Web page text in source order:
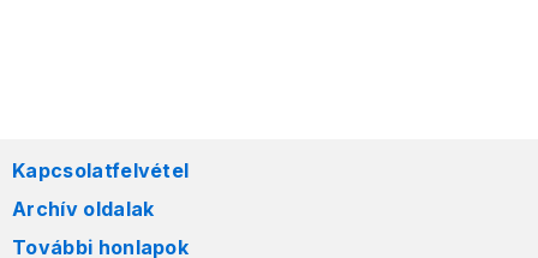
Kapcsolatfelvétel
Archív oldalak
További honlapok